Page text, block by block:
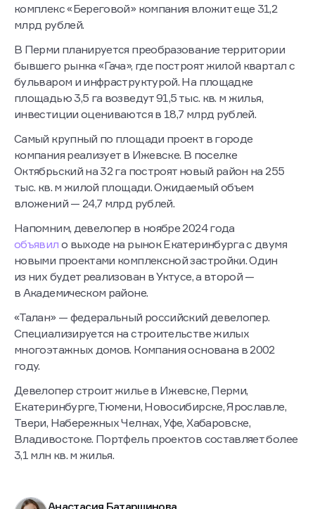
комплекс «Береговой» компания вложит еще 31,2
млрд рублей.
В Перми планируется преобразование территории
бывшего рынка «Гача», где построят жилой квартал с
бульваром и инфраструктурой. На площадке
площадью 3,5 га возведут 91,5 тыс. кв. м жилья,
инвестиции оцениваются в 18,7 млрд рублей.
Самый крупный по площади проект в городе
компания реализует в Ижевске. В поселке
Октябрьский на 32 га построят новый район на 255
тыс. кв. м жилой площади. Ожидаемый объем
вложений — 24,7 млрд рублей.
Напомним, девелопер в ноябре 2024 года
объявил о выходе на рынок Екатеринбурга с двумя
новыми проектами комплексной застройки. Один
из них будет реализован в Уктусе, а второй —
в Академическом районе.
«Талан» — федеральный российский девелопер.
Специализируется на строительстве жилых
многоэтажных домов. Компания основана в 2002
году.
Девелопер строит жилье в Ижевске, Перми,
Екатеринбурге, Тюмени, Новосибирске, Ярославле,
Твери, Набережных Челнах, Уфе, Хабаровске,
Владивостоке. Портфель проектов составляет более
3,1 млн кв. м жилья.